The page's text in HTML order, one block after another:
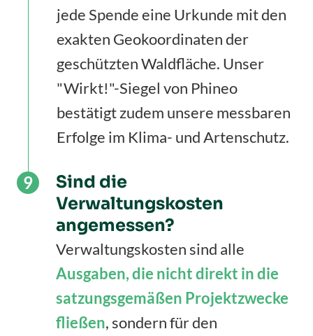
jede Spende eine Urkunde mit den
exakten Geokoordinaten der
geschützten Waldfläche. Unser
"Wirkt!"-Siegel von Phineo
bestätigt zudem unsere messbaren
Erfolge im Klima- und Artenschutz.
Sind die
Verwaltungskosten
angemessen?
Verwaltungskosten sind alle
Ausgaben, die nicht direkt in die
satzungsgemäßen Projektzwecke
fließen, sondern für den